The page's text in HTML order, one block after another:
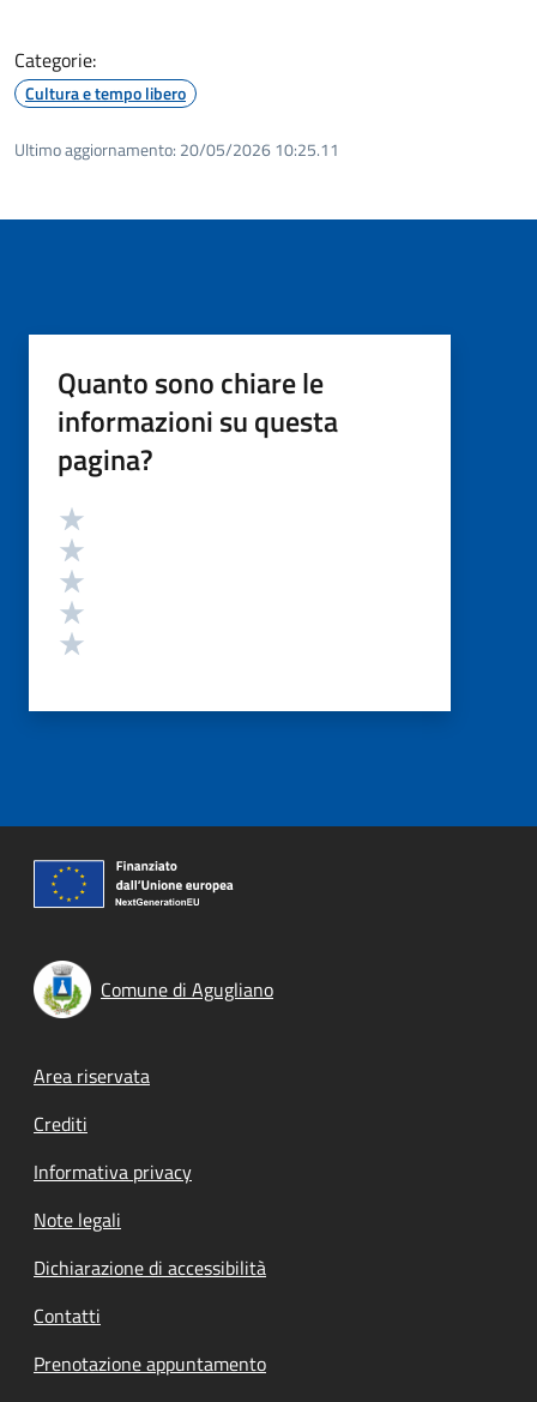
Categorie:
Cultura e tempo libero
Ultimo aggiornamento: 20/05/2026 10:25.11
Quanto sono chiare le
informazioni su questa
pagina?
Valutazione
Comune di Agugliano
Footer menu
Area riservata
Crediti
Informativa privacy
Note legali
Dichiarazione di accessibilità
Contatti
Prenotazione appuntamento